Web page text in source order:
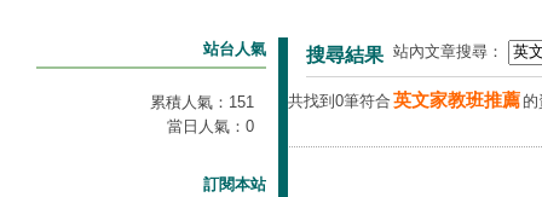
搜尋結果 站內文章搜尋：
共找到0筆符合 英文家教班推薦
站台人氣
累積人氣： 151
當日人氣： 0
訂閱本站